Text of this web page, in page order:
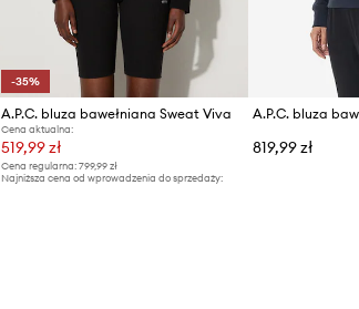
-35%
A.P.C. bluza bawełniana Sweat Viva
Cena aktualna:
519,99 zł
Cena regularna:799,99 zł
Najniższa cena od wprowadzenia do sprzedaży:
A.P.C. bluza
819,99 zł